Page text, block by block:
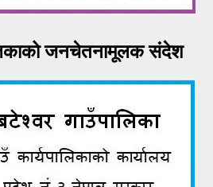
जनचेतनामूलक संदेश